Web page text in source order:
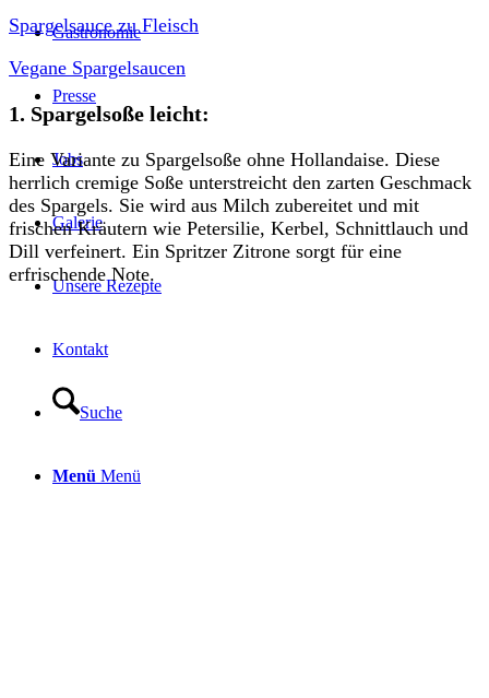
Gastronomie
Presse
Jobs
Galerie
Unsere Rezepte
Kontakt
Suche
Menü Menü
Spargelsauce zu Fleisch
Vegane Spargelsaucen
1. Spargelsoße leicht:
Eine Variante zu Spargelsoße ohne Hollandaise. Diese
herrlich cremige Soße unterstreicht den zarten Geschmack
des Spargels. Sie wird aus Milch zubereitet und mit
frischen Kräutern wie Petersilie, Kerbel, Schnittlauch und
Dill verfeinert. Ein Spritzer Zitrone sorgt für eine
erfrischende Note.